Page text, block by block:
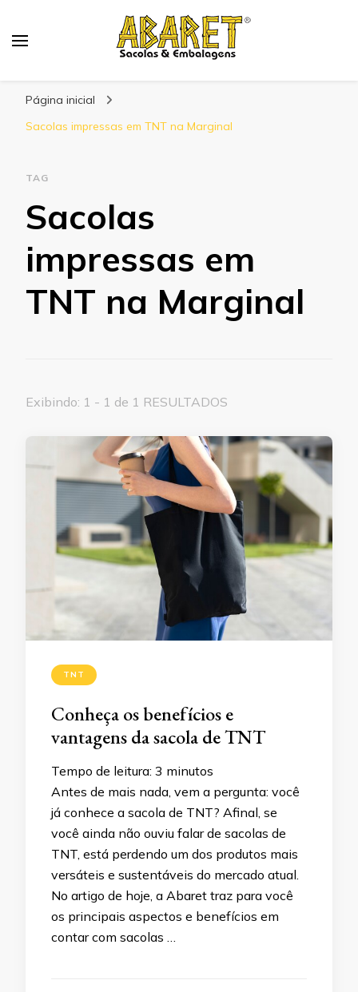
Página inicial
Sacolas impressas em TNT na Marginal
TAG
Sacolas
impressas em
TNT na Marginal
Exibindo: 1 - 1 de 1 RESULTADOS
TNT
Conheça os benefícios e
vantagens da sacola de TNT
Tempo de leitura: 3 minutos
Antes de mais nada, vem a pergunta: você
já conhece a sacola de TNT? Afinal, se
você ainda não ouviu falar de sacolas de
TNT, está perdendo um dos produtos mais
versáteis e sustentáveis do mercado atual.
No artigo de hoje, a Abaret traz para você
os principais aspectos e benefícios em
contar com sacolas …